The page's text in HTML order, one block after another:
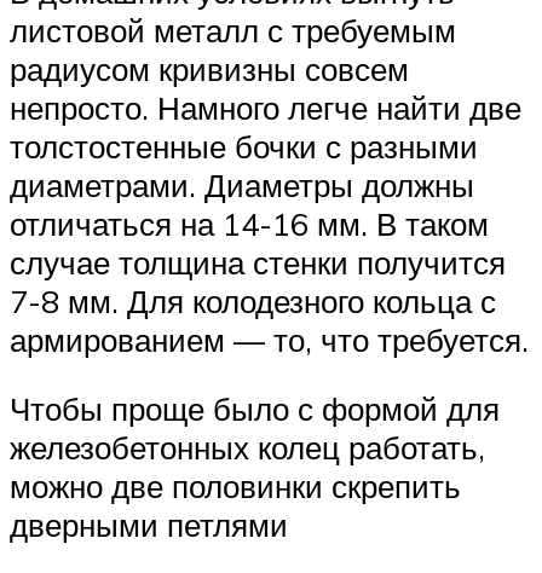
листовой металл с требуемым
радиусом кривизны совсем
непросто. Намного легче найти две
толстостенные бочки с разными
диаметрами. Диаметры должны
отличаться на 14-16 мм. В таком
случае толщина стенки получится
7-8 мм. Для колодезного кольца с
армированием — то, что требуется.
Чтобы проще было с формой для
железобетонных колец работать,
можно две половинки скрепить
дверными петлями